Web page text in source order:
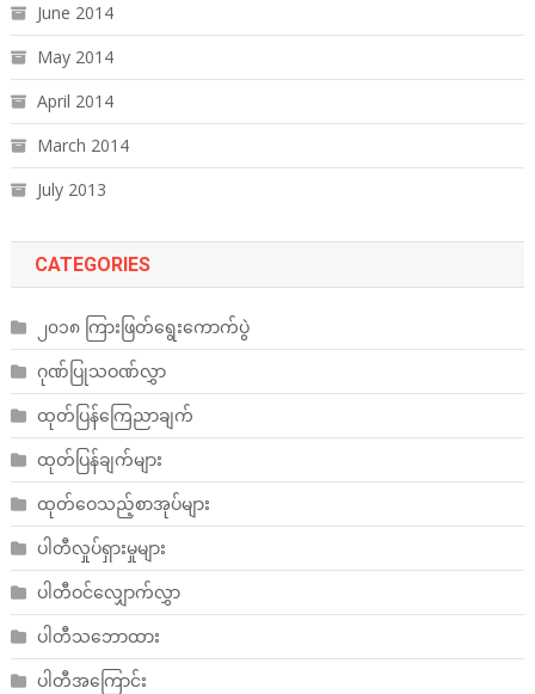
June 2014
May 2014
April 2014
March 2014
July 2013
CATEGORIES
၂၀၁၈ ကြားဖြတ်ရွေးကောက်ပွဲ
ဂုဏ်ပြုသဝဏ်လွှာ
ထုတ်ပြန်ကြေညာချက်
ထုတ်ပြန်ချက်များ
ထုတ်ဝေသည့်စာအုပ်များ
ပါတီလှုပ်ရှားမှုများ
ပါတီဝင်လျှောက်လွှာ
ပါတီသဘောထား
ပါတီအကြောင်း